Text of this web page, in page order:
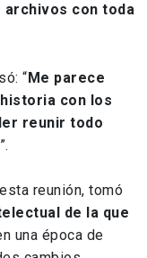
archivos con toda
“Me parece
con los
reunir todo
”.
reunión, tomó
de la que
una época de